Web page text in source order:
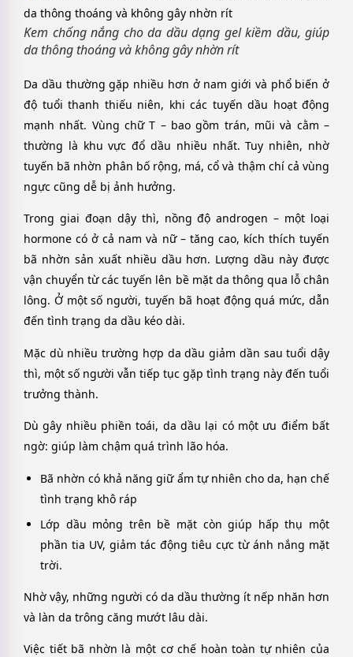
Kem chống nắng cho da dầu dạng gel kiềm dầu, giúp
da thông thoáng và không gây nhờn rít
Da dầu thường gặp nhiều hơn ở nam giới và phổ biến ở
độ tuổi thanh thiếu niên, khi các tuyến dầu hoạt động
mạnh nhất. Vùng chữ T – bao gồm trán, mũi và cằm –
thường là khu vực đổ dầu nhiều nhất. Tuy nhiên, nhờ
tuyến bã nhờn phân bố rộng, má, cổ và thậm chí cả vùng
ngực cũng dễ bị ảnh hưởng.
Trong giai đoạn dậy thì, nồng độ androgen – một loại
hormone có ở cả nam và nữ – tăng cao, kích thích tuyến
bã nhờn sản xuất nhiều dầu hơn. Lượng dầu này được
vận chuyển từ các tuyến lên bề mặt da thông qua lỗ chân
lông. Ở một số người, tuyến bã hoạt động quá mức, dẫn
đến tình trạng da dầu kéo dài.
Mặc dù nhiều trường hợp da dầu giảm dần sau tuổi dậy
thì, một số người vẫn tiếp tục gặp tình trạng này đến tuổi
trưởng thành.
Dù gây nhiều phiền toái, da dầu lại có một ưu điểm bất
ngờ: giúp làm chậm quá trình lão hóa.
Bã nhờn có khả năng giữ ẩm tự nhiên cho da, hạn chế
tình trạng khô ráp
Lớp dầu mỏng trên bề mặt còn giúp hấp thụ một
phần tia UV, giảm tác động tiêu cực từ ánh nắng mặt
trời.
Nhờ vậy, những người có da dầu thường ít nếp nhăn hơn
và làn da trông căng mướt lâu dài.
Việc tiết bã nhờn là một cơ chế hoàn toàn tự nhiên của